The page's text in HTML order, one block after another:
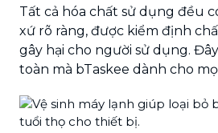
Tất cả hóa chất sử dụng đều
xứ rõ ràng, được kiểm định
gây hại cho người sử dụng.
toàn mà bTaskee dành cho